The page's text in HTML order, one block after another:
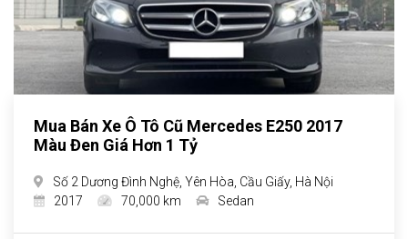
Mua Bán Xe Ô Tô Cũ Mercedes E250 2017
Màu Đen Giá Hơn 1 Tỷ
Số 2 Dương Đình Nghệ, Yên Hòa, Cầu Giấy, Hà Nội
2017
70,000 km Sedan